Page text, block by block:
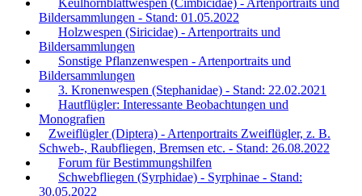
Bildersammlungen - Stand: 01.05.2022
Holzwespen (Siricidae) - Artenportraits und
Bildersammlungen
Sonstige Pflanzenwespen - Artenportraits und
Bildersammlungen
3. Kronenwespen (Stephanidae) - Stand: 22.02.2021
Hautflügler: Interessante Beobachtungen und
Monografien
Zweiflügler (Diptera) - Artenportraits Zweiflügler, z. B.
Schweb-, Raubfliegen, Bremsen etc. - Stand: 26.08.2022
Forum für Bestimmungshilfen
Schwebfliegen (Syrphidae) - Syrphinae - Stand:
30.05.2022